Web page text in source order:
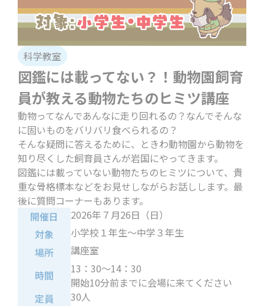
科学教室
図鑑には載ってない？！動物園飼育
員が教える動物たちのヒミツ講座
動物ってなんであんなに走り回れるの？なんでそんな
に固いものをバリバリ食べられるの？
そんな疑問に答えるために、ときわ動物園から動物を
知り尽くした飼育員さんが岩国にやってきます。
図鑑には載っていない動物たちのヒミツについて、貴
重な骨格標本などをお見せしながらお話しします。最
後に質問コーナーもあります。
開催日
2026年７月26日（日）
対象
小学校１年生～中学３年生
場所
講座室
時間
13：30～14：30
開始10分前までに会場に来てください
定員
30人